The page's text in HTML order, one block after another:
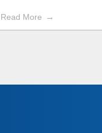
Read More